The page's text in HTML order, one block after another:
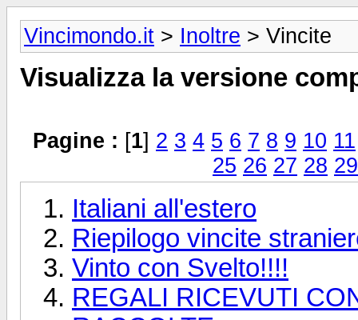
Vincimondo.it > Inoltre > Vincite
Visualizza la versione
Pagine : [1] 2 3 4 5 6 7 8 9 10 11
25 26 27 28 29
Italiani all'estero
Riepilogo vincite
Vinto con Svelto!!!!
REGALI RICEVUTI